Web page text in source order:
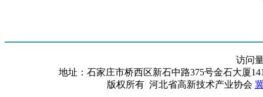
访问
地址：石家庄市桥西区新石中路375号金石大厦
版权所有 河北省高新技术产业协会